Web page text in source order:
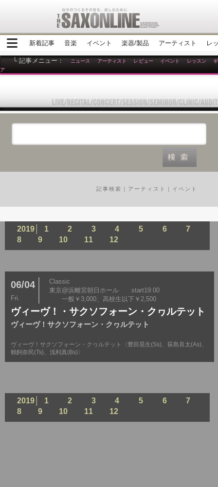
新着記事 音楽 イベント 楽器/製品 アーティスト レ
└ 記事メニュー： ニュース アーティスト レビュー イベント レッスン
ギ
ア
記事検索 ｜ アーティスト ｜ イベント
2019│ 1 2 3 4 5 6
7
8
9 10 11 12
06/04
Classic
東京@浜離宮朝日ホール start19:00
一般￥3,000、高校生以下￥2,500
Fri.
ヴィーヴ！・サクソフォーン・クヮルテット
ヴィーヴ！サクソフォーン・クヮルテット
ヴィーヴ！サクソフォーン・クヮルテット〈豊田晃生(Ss)、荻島良太(As)、
鶴飼奈民(Ts)、浅利真(Bs)〉
2019│ 1 2 3 4 5 6
7
8
9 10 11 12